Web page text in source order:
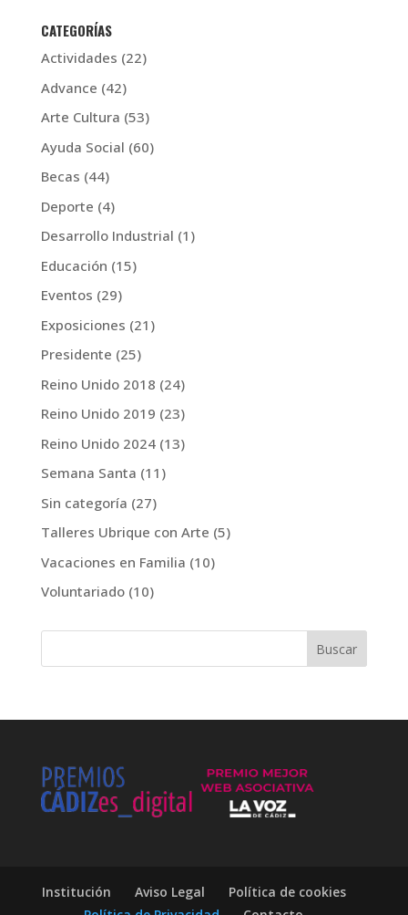
CATEGORÍAS
Actividades (22)
Advance (42)
Arte Cultura (53)
Ayuda Social (60)
Becas (44)
Deporte (4)
Desarrollo Industrial (1)
Educación (15)
Eventos (29)
Exposiciones (21)
Presidente (25)
Reino Unido 2018 (24)
Reino Unido 2019 (23)
Reino Unido 2024(13)
Semana Santa (11)
Sin categoría (27)
Talleres Ubrique con Arte (5)
Vacaciones en Familia (10)
Voluntariado(10)
Institución Aviso Legal
Política de cookies